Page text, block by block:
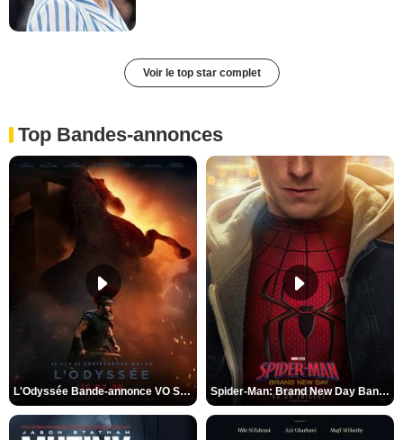
Voir le top star complet
Top Bandes-annonces
L'Odyssée Bande-annonce VO STFR Spider-Man: Brand New Day Bande-annonce VO STFR